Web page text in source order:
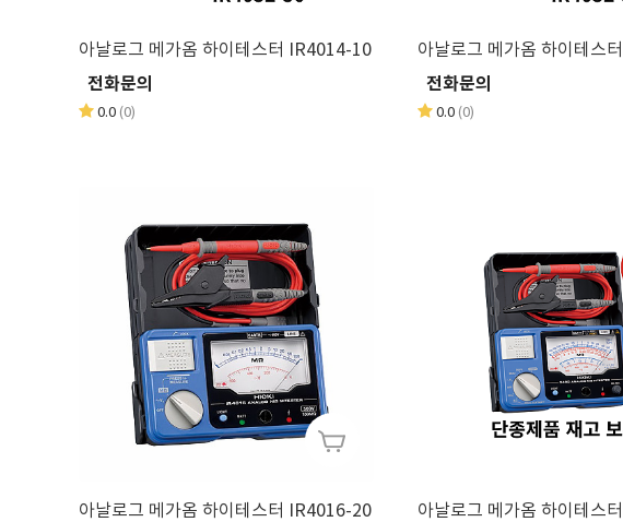
아날로그 메가옴 하이테스터 IR4014-10
전화문의
0.0 (0)
전화문의
0.0 (0)
아날로그 메가옴 하이테스터 IR4016-20